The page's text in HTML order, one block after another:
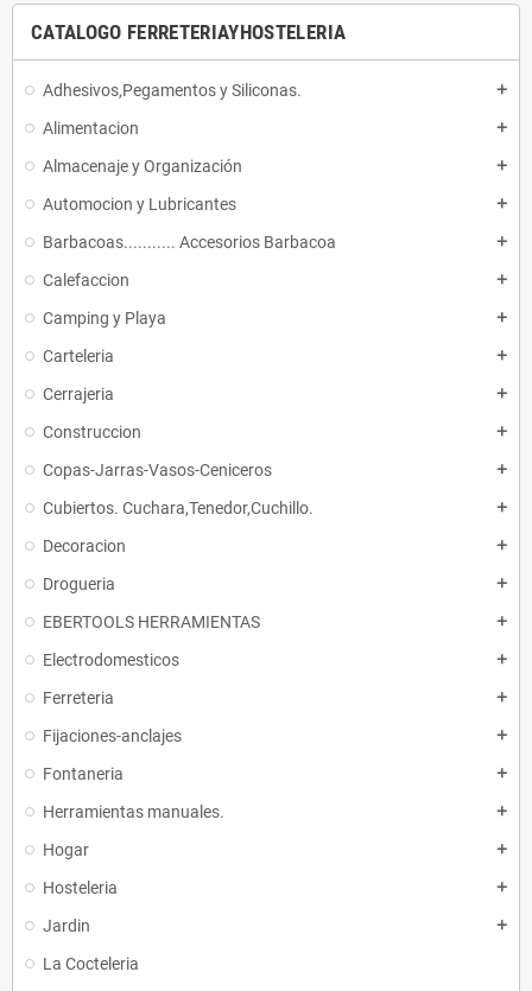
CATALOGO FERRETERIAYHOSTELERIA
Adhesivos,Pegamentos y Siliconas. add
Alimentacion add
Almacenaje y Organización add
Automocion y Lubricantes add
Barbacoas........... Accesorios Barbacoa add
Calefaccion add
Camping y Playa add
Carteleria add
Cerrajeria add
Construccion add
Copas-Jarras-Vasos-Ceniceros add
Cubiertos. Cuchara,Tenedor,Cuchillo. add
Decoracion add
Drogueria add
EBERTOOLS HERRAMIENTAS add
Electrodomesticos add
Ferreteria add
Fijaciones-anclajes add
Fontaneria add
Herramientas manuales. add
Hogar add
Hosteleria add
Jardin add
La Cocteleria